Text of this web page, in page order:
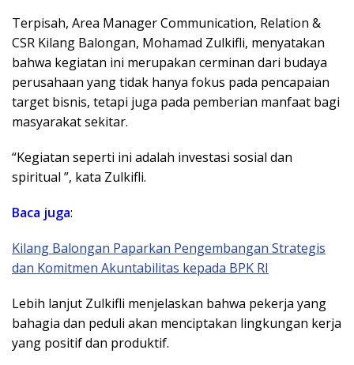
Terpisah, Area Manager Communication, Relation &
CSR Kilang Balongan, Mohamad Zulkifli, menyatakan
bahwa kegiatan ini merupakan cerminan dari budaya
perusahaan yang tidak hanya fokus pada pencapaian
target bisnis, tetapi juga pada pemberian manfaat bagi
masyarakat sekitar.
“Kegiatan seperti ini adalah investasi sosial dan
spiritual ”, kata Zulkifli.
Baca juga:
Kilang Balongan Paparkan Pengembangan Strategis
dan Komitmen Akuntabilitas kepada BPK RI
Lebih lanjut Zulkifli menjelaskan bahwa pekerja yang
bahagia dan peduli akan menciptakan lingkungan kerja
yang positif dan produktif.